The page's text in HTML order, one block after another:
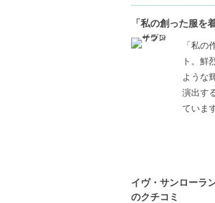
「私の創った服を
「私
ト。鮮
ような
演出す
ていま
イヴ・サンローラ
のクチコミ